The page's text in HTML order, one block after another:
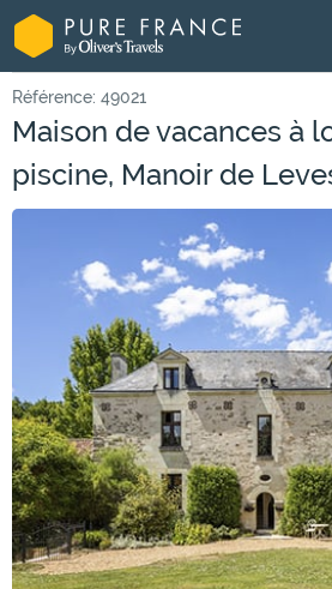
Référence: 49021
Maison de vacances à
piscine, Manoir de